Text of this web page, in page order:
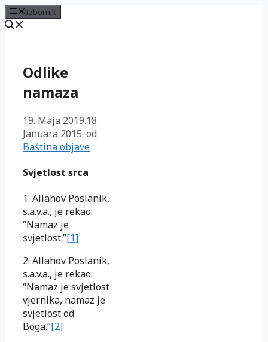
Izbornik
sadržajOdlike
namaza
19. Maja 2019.18.
Januara 2015. od
Baština objave
Svjetlost srca
1. Allahov Poslanik,
s.a.v.a., je rekao:
“Namaz je
svjetlost.”[1]
2. Allahov Poslanik,
s.a.v.a., je rekao:
“Namaz je svjetlost
vjernika, namaz je
svjetlost od
Boga.”[2]